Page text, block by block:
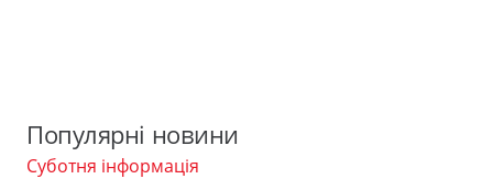
Популярні новини
Суботня інформація